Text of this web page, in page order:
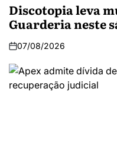
Discotopia leva
Guarderia neste
07/08/2026